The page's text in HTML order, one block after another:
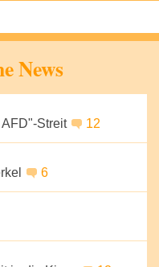
News
Streit
12
6